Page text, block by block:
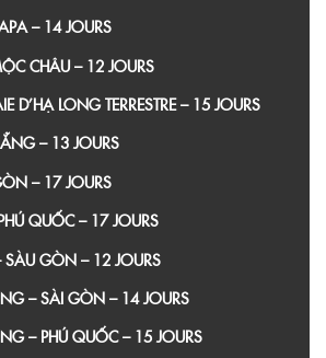
– 14 JOURS
CHÂU – 12 JOURS
D’HẠ LONG TERRESTRE – 15 JOURS
– 13 JOURS
– 17 JOURS
QUỐC – 17 JOURS
GÒN – 12 JOURS
– SÀI GÒN – 14 JOURS
– PHÚ QUỐC – 15 JOURS